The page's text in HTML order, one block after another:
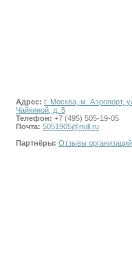
Адрес: г. Москва, м. Аэропорт,
Чайкиной, д. 5
Телефон: +7 (495) 505-19-05
Почта: 5051905@null.ru
Партнёры: Отзывы организаций